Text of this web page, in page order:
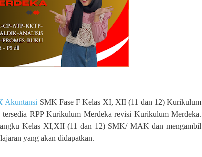
Akuntansi SMK Fase F Kelas XI, XII (11 dan 12) Kurikulum
RPP Kurikulum Merdeka revisi Kurikulum Merdeka.
Kelas XI,XII (11 dan 12) SMK/ MAK dan mengambil
yang akan didapatkan.